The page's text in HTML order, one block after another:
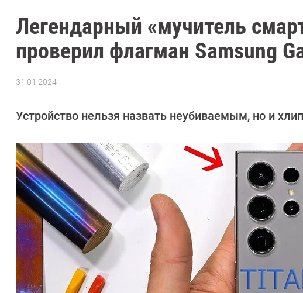
Легендарный «мучитель
проверил флагман Samsung
31.01.2024
Калашников
Устройство нельзя назвать неубиваемым, но и